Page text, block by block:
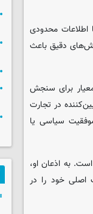
محدودی
دقیق باعث
برای سنجش
در تجارت
سیاسی یا
به اذعان او،
اصلی خود را در